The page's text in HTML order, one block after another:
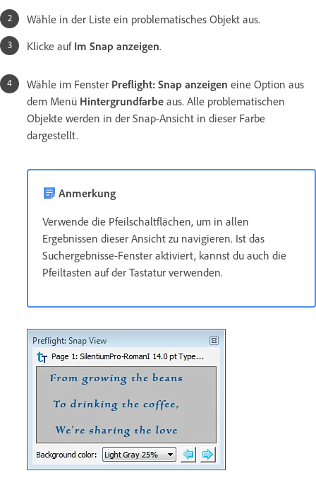
Wähle in der Liste ein problematisches Objekt aus.
Klicke auf Im Snap anzeigen.
Wähle im Fenster Preflight: Snap anzeigen eine Option aus
dem Menü Hintergrundfarbe aus. Alle problematischen
Objekte werden in der Snap-Ansicht in dieser Farbe
dargestellt.
Anmerkung
Verwende die Pfeilschaltflächen, um in allen
Ergebnissen dieser Ansicht zu navigieren. Ist das
Suchergebnisse-Fenster aktiviert, kannst du auch die
Pfeiltasten auf der Tastatur verwenden.